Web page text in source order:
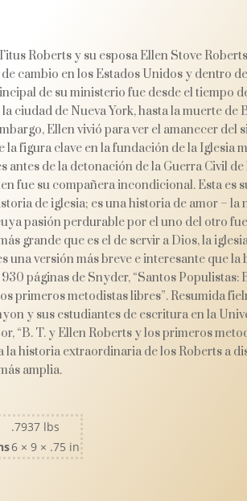
Roberts y su esposa Ellen Stove
cambio en los Estados Unidos y dentro
de su ministerio fue desde el tiempo
la ciudad de Nueva York, hasta la muerte de
Ellen vivió para ver el amanecer del
la figura clave en la fundación de la Iglesia
antes de la detonación de la Guerra Civil
fue su compañera incondicional. Esta es
de iglesia; es una historia de amor – la
pasión perdurable por el uno del otro
grande que es el de servir a Dios, la
una versión más breve e interesante que
páginas de Snyder, “Santos Populistas:
primeros metodistas libres”. Resumida
y sus estudiantes de escritura en la
“B. T. y Ellen Roberts y los primeros
la historia extraordinaria de los Roberts a
amplia.
.7937 lbs
6 × 9 × .75 in